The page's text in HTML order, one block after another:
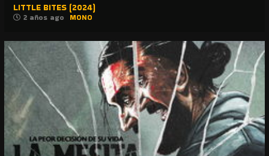
LITTLE BITES (2024)
2 años ago MONO